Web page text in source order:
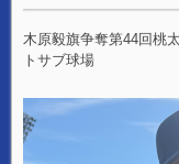
木原毅旗争奪第44回
トサブ球場